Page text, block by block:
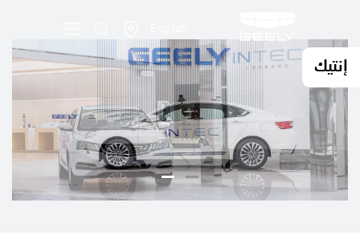
إنتيك